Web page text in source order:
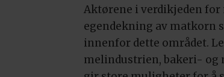
Aktørene i verdikjeden
egendekning av matkorn
innenfor dette området.
melindustrien, bakeri- og